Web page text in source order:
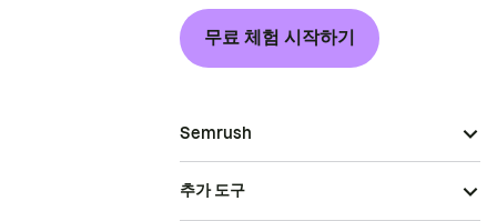
무료 체험 시작하기
Semrush
추가 도구